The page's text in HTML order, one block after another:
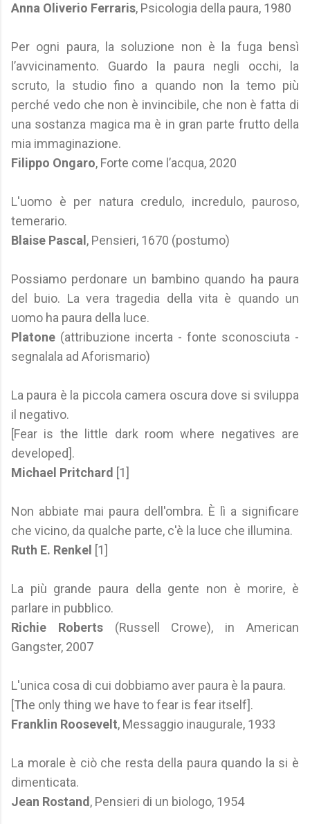
Anna Oliverio Ferraris, Psicologia della paura, 1980
Per ogni paura, la soluzione non è la fuga bensì
l’avvicinamento. Guardo la paura negli occhi, la
scruto, la studio fino a quando non la temo più
perché vedo che non è invincibile, che non è fatta di
una sostanza magica ma è in gran parte frutto della
mia immaginazione.
Filippo Ongaro, Forte come l’acqua, 2020
L'uomo è per natura credulo, incredulo, pauroso,
temerario.
Blaise Pascal , Pensieri, 1670 (postumo)
Possiamo perdonare un bambino quando ha paura
del buio. La vera tragedia della vita è quando un
uomo ha paura della luce.
Platone (attribuzione incerta - fonte sconosciuta -
segnalala ad Aforismario)
La paura è la piccola camera oscura dove si sviluppa
il negativo.
[Fear is the little dark room where negatives are
developed].
Michael Pritchard [1]
Non abbiate mai paura dell'ombra. È lì a significare
che vicino, da qualche parte, c'è la luce che illumina.
Ruth E. Renkel [1]
La più grande paura della gente non è morire, è
parlare in pubblico.
Richie Roberts(Russell Crowe), in American
Gangster, 2007
L'unica cosa di cui dobbiamo aver paura è la paura.
[The only thing we have to fear is fear itself].
Franklin Roosevelt, Messaggio inaugurale, 1933
La morale è ciò che resta della paura quando la si è
dimenticata.
Jean Rostand , Pensieri di un biologo, 1954